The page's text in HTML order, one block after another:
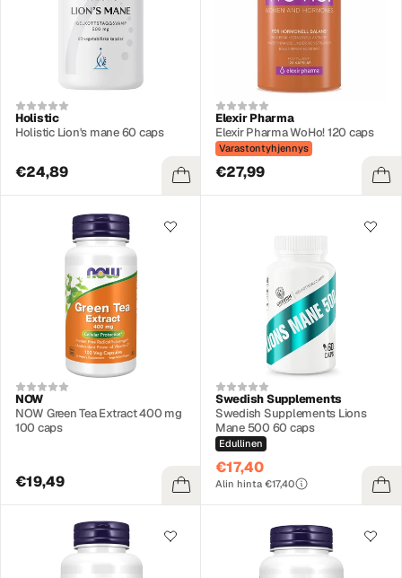
Holistic
Holistic Lion's mane 60 caps
€24,89
Elexir Pharma
Elexir Pharma WoHo! 120 caps
Varastontyhjennys
€27,99
NOW
NOW Green Tea Extract 400 mg
100 caps
€19,49
Swedish Supplements
Swedish Supplements Lions
Mane 500 60 caps
Edullinen
€17,40
Alin hinta €17,40